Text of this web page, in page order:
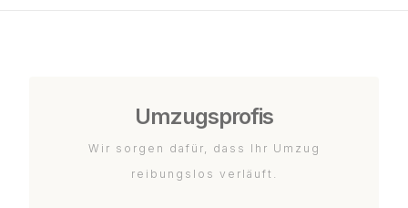
Umzugsprofis
Wir sorgen dafür, dass Ihr Umzug
reibungslos verläuft.